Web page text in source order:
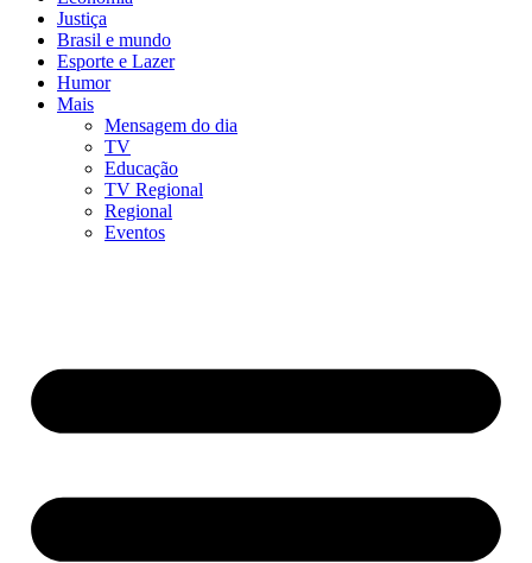
Justiça
Brasil e mundo
Esporte e Lazer
Humor
Mais
Mensagem do dia
TV
Educação
TV Regional
Regional
Eventos